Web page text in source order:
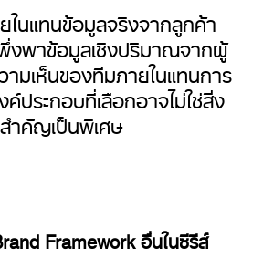
ในแทนข้อมูลจริงจากลูกค้า
งพาข้อมูลเชิงปริมาณจากผู้
ามเห็นของทีมภายในแทนการ
ประกอบที่เลือกอาจไม่ใช่สิ่ง
ำคัญเป็นพิเศษ
Framework อื่นในซีรีส์